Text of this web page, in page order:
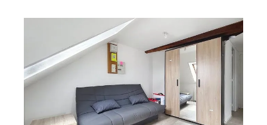
ARGENTAN 61
, 1 pièce
Ref : 13088
Appartement Studio à louer
368 €
par mois charges comprises